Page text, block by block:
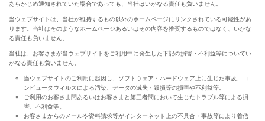
あらかじめ通知されていた場合であっても、当社はいかなる責任も負いません。
当ウェブサイトは、当社が維持するもの以外のホームページにリンクされている可能性があ
ります。当社はそのようなホームページあるいはその内容を推奨するものではなく、いかな
る責任も負いません。
当社は、お客さまが当ウェブサイトをご利用中に発生した下記の損害・不利益等についてい
かなる責任も負いません。
当ウェブサイトのご利用に起因し、ソフトウェア・ハードウェア上に生じた事故、コ
ンピュータウィルスによる汚染、データの滅失・毀損等の損害や不利益等。
ご利用のお客さま間あるいはお客さまと第三者間において生じたトラブル等による損
害、不利益等。
お客さまからのメールや資料請求等がインターネット上の不具合・事故等により着信